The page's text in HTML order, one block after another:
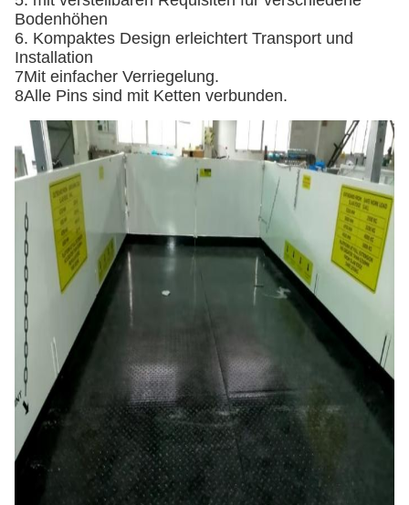
Bodenhöhen
6. Kompaktes Design erleichtert Transport und
Installation
7Mit einfacher Verriegelung.
8Alle Pins sind mit Ketten verbunden.